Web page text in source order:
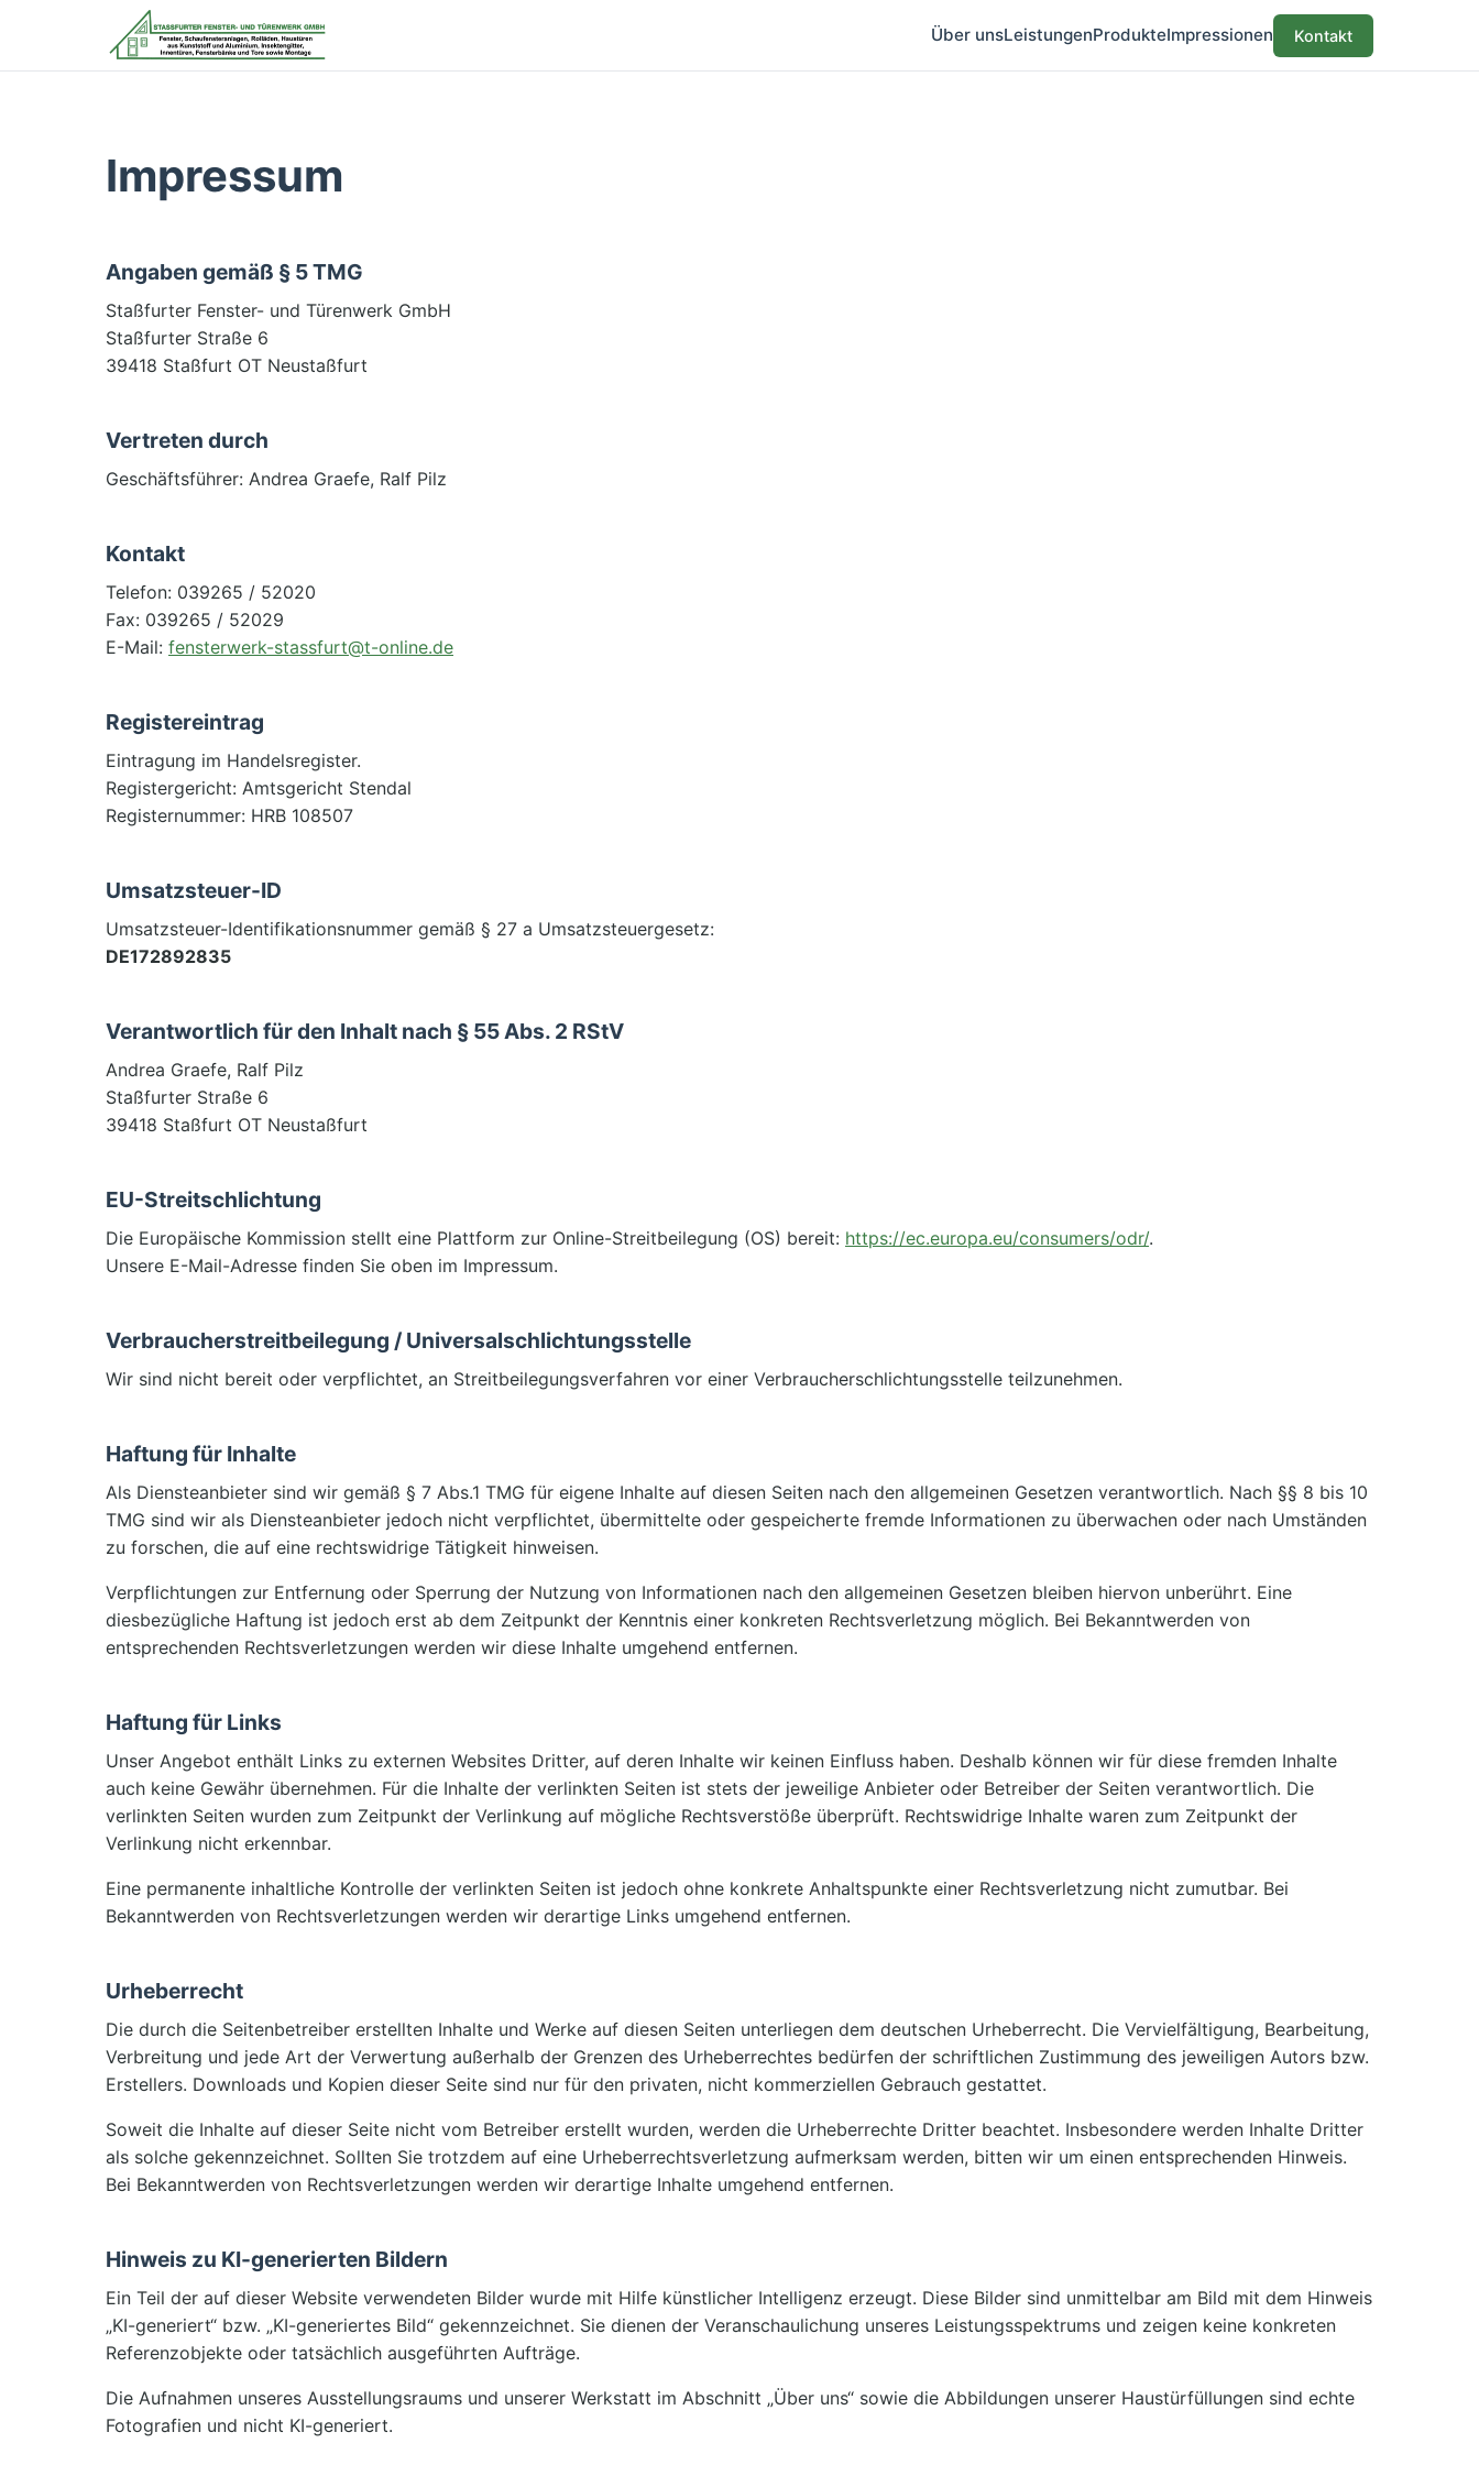
Über unsLeistungenProdukteImpressionen Kontakt
Impressum
Angaben gemäß § 5 TMG
Staßfurter Fenster- und Türenwerk GmbH
Staßfurter Straße 6
39418 Staßfurt OT Neustaßfurt
Vertreten durch
Geschäftsführer: Andrea Graefe, Ralf Pilz
Kontakt
Telefon: 039265 / 52020
Fax: 039265 / 52029
E-Mail: fensterwerk-stassfurt@t-online.de
Registereintrag
Eintragung im Handelsregister.
Registergericht: Amtsgericht Stendal
Registernummer: HRB 108507
Umsatzsteuer-ID
Umsatzsteuer-Identifikationsnummer gemäß § 27 a Umsatzsteuergesetz:
DE172892835
Verantwortlich für den Inhalt nach § 55 Abs. 2 RStV
Andrea Graefe, Ralf Pilz
Staßfurter Straße 6
39418 Staßfurt OT Neustaßfurt
EU-Streitschlichtung
Die Europäische Kommission stellt eine Plattform zur Online-Streitbeilegung (OS) bereit: https://ec.europa.eu/consumers/odr/.
Unsere E-Mail-Adresse finden Sie oben im Impressum.
Verbraucherstreitbeilegung / Universalschlichtungsstelle
Wir sind nicht bereit oder verpflichtet, an Streitbeilegungsverfahren vor einer Verbraucherschlichtungsstelle teilzunehmen.
Haftung für Inhalte
Als Diensteanbieter sind wir gemäß § 7 Abs.1 TMG für eigene Inhalte auf diesen Seiten nach den allgemeinen Gesetzen verantwortlich. Nach §§ 8 bis 10
TMG sind wir als Diensteanbieter jedoch nicht verpflichtet, übermittelte oder gespeicherte fremde Informationen zu überwachen oder nach Umständen
zu forschen, die auf eine rechtswidrige Tätigkeit hinweisen.
Verpflichtungen zur Entfernung oder Sperrung der Nutzung von Informationen nach den allgemeinen Gesetzen bleiben hiervon unberührt. Eine
diesbezügliche Haftung ist jedoch erst ab dem Zeitpunkt der Kenntnis einer konkreten Rechtsverletzung möglich. Bei Bekanntwerden von
entsprechenden Rechtsverletzungen werden wir diese Inhalte umgehend entfernen.
Haftung für Links
Unser Angebot enthält Links zu externen Websites Dritter, auf deren Inhalte wir keinen Einfluss haben. Deshalb können wir für diese fremden Inhalte
auch keine Gewähr übernehmen. Für die Inhalte der verlinkten Seiten ist stets der jeweilige Anbieter oder Betreiber der Seiten verantwortlich. Die
verlinkten Seiten wurden zum Zeitpunkt der Verlinkung auf mögliche Rechtsverstöße überprüft. Rechtswidrige Inhalte waren zum Zeitpunkt der
Verlinkung nicht erkennbar.
Eine permanente inhaltliche Kontrolle der verlinkten Seiten ist jedoch ohne konkrete Anhaltspunkte einer Rechtsverletzung nicht zumutbar. Bei
Bekanntwerden von Rechtsverletzungen werden wir derartige Links umgehend entfernen.
Urheberrecht
Die durch die Seitenbetreiber erstellten Inhalte und Werke auf diesen Seiten unterliegen dem deutschen Urheberrecht. Die Vervielfältigung, Bearbeitung,
Verbreitung und jede Art der Verwertung außerhalb der Grenzen des Urheberrechtes bedürfen der schriftlichen Zustimmung des jeweiligen Autors bzw.
Erstellers. Downloads und Kopien dieser Seite sind nur für den privaten, nicht kommerziellen Gebrauch gestattet.
Soweit die Inhalte auf dieser Seite nicht vom Betreiber erstellt wurden, werden die Urheberrechte Dritter beachtet. Insbesondere werden Inhalte Dritter
als solche gekennzeichnet. Sollten Sie trotzdem auf eine Urheberrechtsverletzung aufmerksam werden, bitten wir um einen entsprechenden Hinweis.
Bei Bekanntwerden von Rechtsverletzungen werden wir derartige Inhalte umgehend entfernen.
Hinweis zu KI-generierten Bildern
Ein Teil der auf dieser Website verwendeten Bilder wurde mit Hilfe künstlicher Intelligenz erzeugt. Diese Bilder sind unmittelbar am Bild mit dem Hinweis
„KI-generiert“ bzw. „KI-generiertes Bild“ gekennzeichnet. Sie dienen der Veranschaulichung unseres Leistungsspektrums und zeigen keine konkreten
Referenzobjekte oder tatsächlich ausgeführten Aufträge.
Die Aufnahmen unseres Ausstellungsraums und unserer Werkstatt im Abschnitt „Über uns“ sowie die Abbildungen unserer Haustürfüllungen sind echte
Fotografien und nicht KI-generiert.